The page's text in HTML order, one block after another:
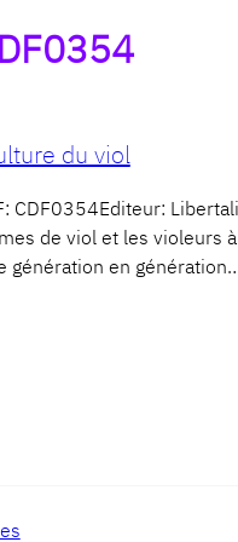
du viol
CDF0354Editeur:
de viol et les violeurs
génération en